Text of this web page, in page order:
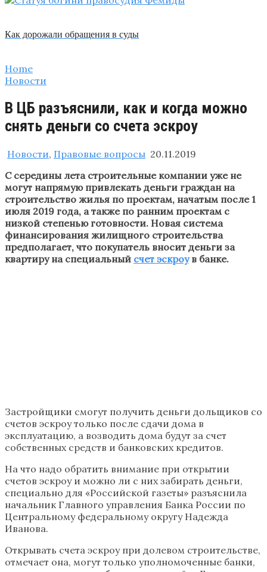
Как дорожали обращения в суды
Home
Новости
В ЦБ разъяснили, как и когда можно
снять деньги со счета эскроу
Новости, Правовые вопросы 20.11.2019
С середины лета строительные компании уже не
могут напрямую привлекать деньги граждан на
строительство жилья по проектам, начатым после 1
июля 2019 года, а также по ранним проектам с
низкой степенью готовности. Новая система
финансирования жилищного строительства
предполагает, что покупатель вносит деньги за
квартиру на специальный счет эскроув банке.
Застройщики смогут получить деньги дольщиков со
счетов эскроу только после сдачи дома в
эксплуатацию, а возводить дома будут за счет
собственных средств и банковских кредитов.
На что надо обратить внимание при открытии
счетов эскроу и можно ли с них забирать деньги,
специально для «Российской газеты» разъяснила
начальник Главного управления Банка России по
Центральному федеральному округу Надежда
Иванова.
Открывать счета эскроу при долевом строительстве,
отмечает она, могут только уполномоченные банки,